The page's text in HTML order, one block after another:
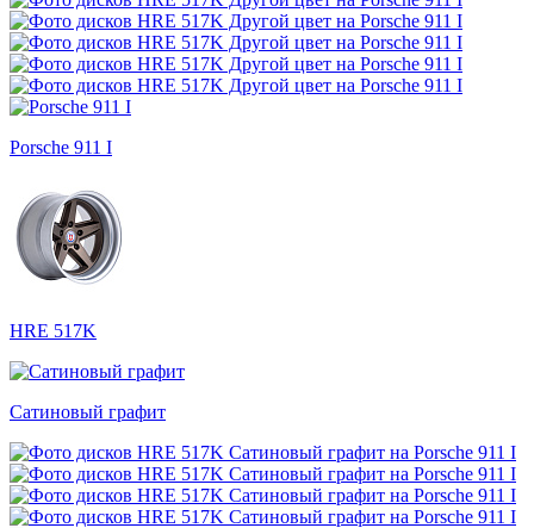
Porsche 911 I
HRE 517K
Сатиновый графит